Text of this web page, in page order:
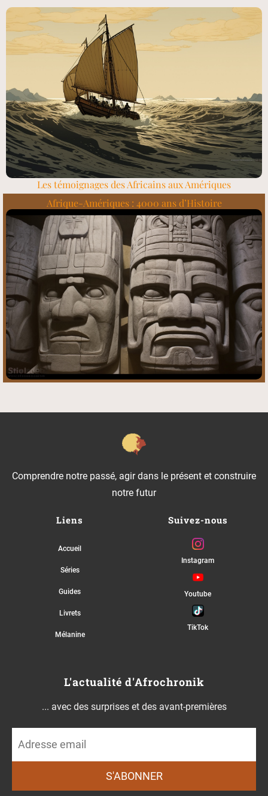
Les témoignages des Africains aux Amériques
Afrique-Amériques : 4000 ans d’Histoire
Comprendre notre passé, agir dans le présent et construire
notre futur
Liens
Accueil
Séries
Guides
Livrets
Mélanine
Suivez-nous
Instagram
Youtube
TikTok
L'actualité d'Afrochronik
... avec des surprises et des avant-premières
S'ABONNER